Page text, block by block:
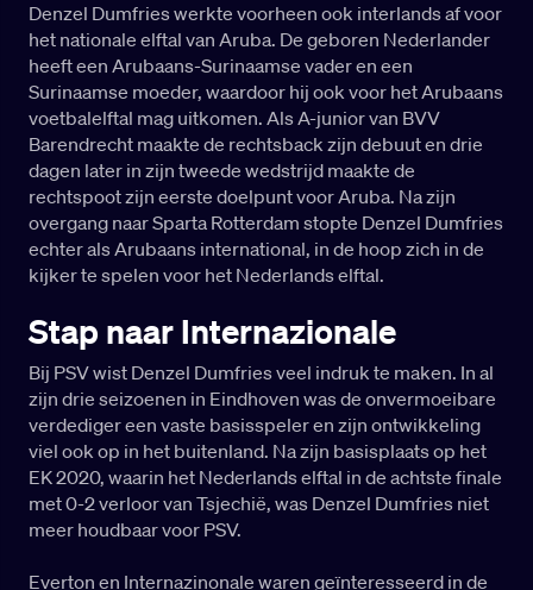
Denzel Dumfries werkte voorheen ook interlands af voor
het nationale elftal van Aruba. De geboren Nederlander
heeft een Arubaans-Surinaamse vader en een
Surinaamse moeder, waardoor hij ook voor het Arubaans
voetbalelftal mag uitkomen. Als A-junior van BVV
Barendrecht maakte de rechtsback zijn debuut en drie
dagen later in zijn tweede wedstrijd maakte de
rechtspoot zijn eerste doelpunt voor Aruba. Na zijn
overgang naar Sparta Rotterdam stopte Denzel Dumfries
echter als Arubaans international, in de hoop zich in de
kijker te spelen voor het Nederlands elftal.
Stap naar Internazionale
Bij PSV wist Denzel Dumfries veel indruk te maken. In al
zijn drie seizoenen in Eindhoven was de onvermoeibare
verdediger een vaste basisspeler en zijn ontwikkeling
viel ook op in het buitenland. Na zijn basisplaats op het
EK 2020, waarin het Nederlands elftal in de achtste finale
met 0-2 verloor van Tsjechië, was Denzel Dumfries niet
meer houdbaar voor PSV.
Everton en Internazinonale waren geïnteresseerd in de